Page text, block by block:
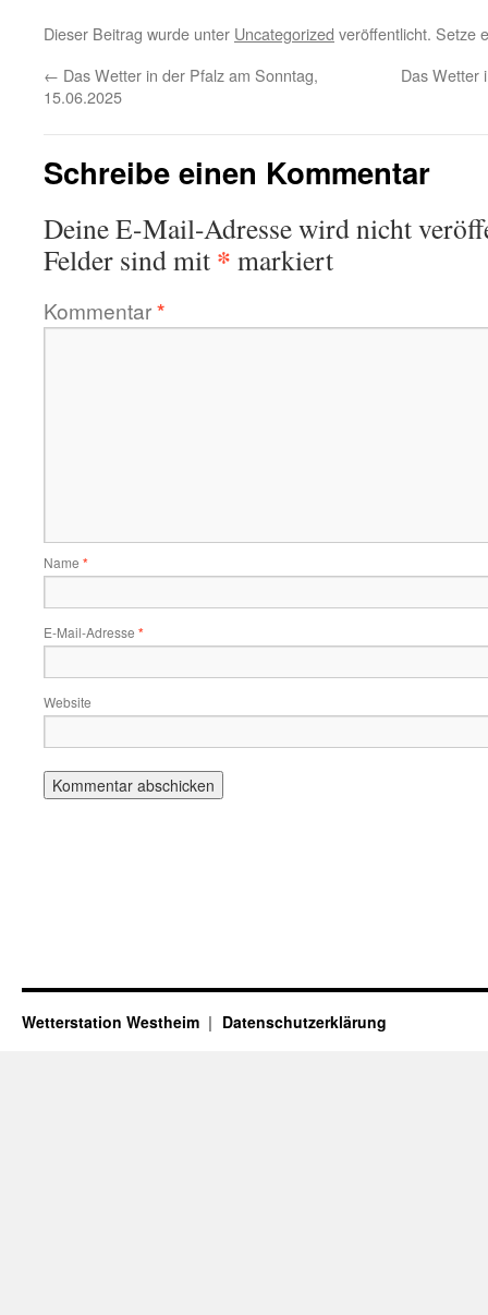
Dieser Beitrag wurde unter Uncategorized veröffentlicht. Setze
← Das Wetter in der Pfalz am Sonntag,
15.06.2025
Das Wetter
Schreibe einen Kommentar
Deine E-Mail-Adresse wird nicht
Felder sind mit * markiert
Kommentar*
Name *
E-Mail-Adresse *
Website
Wetterstation Westheim Datenschutzerklärung